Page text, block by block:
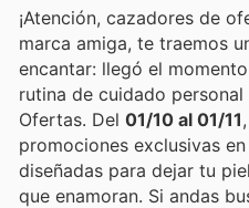
¡Atención, cazadores de
marca amiga, te traemos
encantar: llegó el
rutina de cuidado
Ofertas. Del 01/10 al 01/11
promociones exclusivas
diseñadas para dejar tu
que enamoran. Si andas